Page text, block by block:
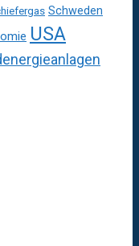
Schweden
USA